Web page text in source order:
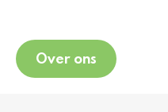
Over ons